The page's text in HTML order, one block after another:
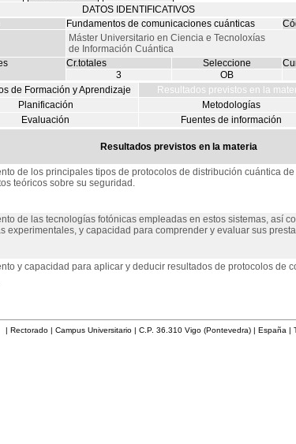
DATOS IDENTIFICATIVOS
Fundamentos de comunicaciones cuánticas
Máster Universitario en Ciencia e Tecnoloxías
de Información Cuántica
Cr.totales Seleccione
3
OB
de Formación y Aprendizaje
Resultados previstos en la
Planificación
Metodologías
Evaluación
Fuentes de información
Resultados previstos en la materia
de los principales tipos de protocolos de distribución cuántica
teóricos sobre su seguridad.
de las tecnologías fotónicas empleadas en estos sistemas, así
experimentales, y capacidad para comprender y evaluar sus
y capacidad para aplicar y deducir resultados de protocolos de
| Campus Universitario | C.P. 36.310 Vigo (Pontevedra) | España |